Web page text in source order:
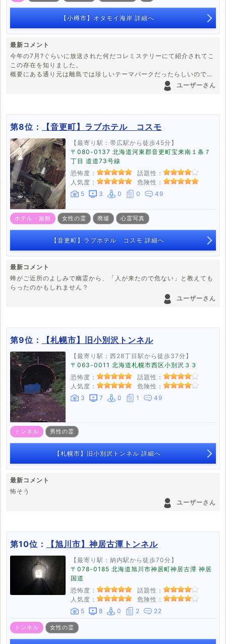
【小樽市】オタモイ海岸 詳細へ
最新コメント
今年の7月?ぐらいに放送された何だコレミステリーにて紹介されてこ
この存在を知りました。
概要にある通り元は離島では珍しいテーマパークだったらしいのです
が、潮風にさらされ劣化してしまった配電盤が原因で火事になってし
まい、そのまま復旧することなく閉園してしまったそうです。番組で
ユーザーさん
第8位： 【音更町】ラブホテル コスモ
【最寄り駅：帯広駅から徒歩45分】
〒080-0137 北海道河東郡音更町宝来南１条７
丁目 道道73号線
恐怖度：
話題性：
人気度：
危険性：
5
3 0 0 49
ホテル・旅館 女性の霊 廃墟 心霊写真
【音更町】ラブホテル コスモ 詳細へ
最新コメント
蜂がご近所のよしみで幽霊から、「人が来たので危ない」と教えても
らったのかもしれません？
ユーザーさん
第9位： 【札幌市】旧小別沢トンネル
【最寄り駅：西28丁目駅から徒歩37分】
〒063-0011 北海道札幌市西区小別沢３３
恐怖度：
話題性：
人気度：
危険性：
3
7 0 1 49
トンネル 男性の霊
【札幌市】旧小別沢トンネル 詳細へ
最新コメント
怖そう
ユーザーさん
第10位： 【旭川市】神居古潭トンネル
【最寄り駅：納内駅から徒歩70分】
〒078-0185 北海道旭川市神居町神居古潭 神居
国道
恐怖度：
話題性：
人気度：
危険性：
5
8 0 2 22
トンネル 女性の霊